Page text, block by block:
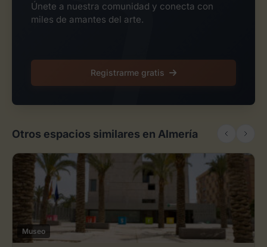
Únete a nuestra comunidad y conecta con
miles de amantes del arte.
Registrarme gratis
Otros espacios similares en Almería
Museo